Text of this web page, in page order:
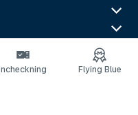
Incheckning Flying Blue